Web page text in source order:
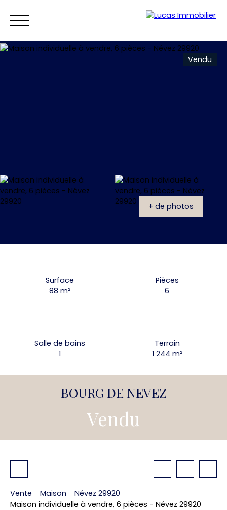
Vendu
+ de photos
Surface
88m²
Pièces
6
Salle de bains
1
Terrain
1 244 m²
BOURG DE NEVEZ
Vendu
Vente Maison
Névez 29920
Maison individuelle à vendre, 6 pièces - Névez 29920